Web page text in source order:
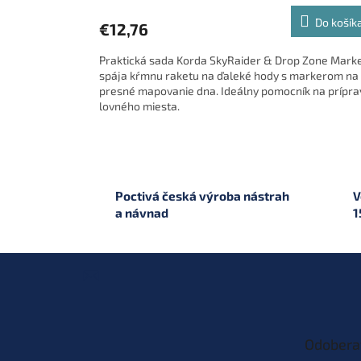
€12,76 Do
Praktická sada Korda SkyRaider & Drop Zone
spája kŕmnu raketu na ďaleké hody s markerom na
presné mapovanie dna. Ideálny pomocník na
lovného miesta.
Poctivá česká výroba nástrah
a návnad